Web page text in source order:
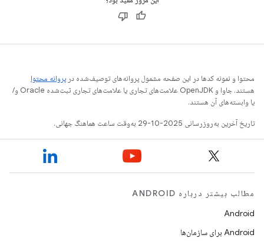
محتوا و نمونه کدها در این صفحه مشمول پروانه‌های توصیف‌شده در پروانه محتوا
هستند. جاوا و OpenJDK علامت‌های تجاری یا علامت‌های تجاری ثبت‌شده Oracle و/
یا وابسته‌های آن هستند.
تاریخ آخرین به‌روزرسانی 2025-10-29 به‌وقت ساعت هماهنگ جهانی.
مطالب بیشتر درباره ANDROID
Android
Android برای سازمان‌ها